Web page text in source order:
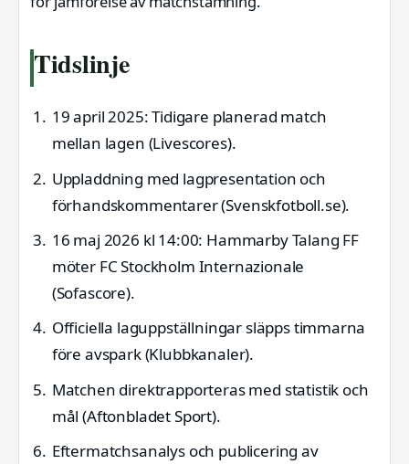
Tidslinje
19 april 2025: Tidigare planerad match
mellan lagen (Livescores).
Uppladdning med lagpresentation och
förhandskommentarer (Svenskfotboll.se).
16 maj 2026 kl 14:00: Hammarby Talang FF
möter FC Stockholm Internazionale
(Sofascore).
Officiella laguppställningar släpps timmarna
före avspark (Klubbkanaler).
Matchen direktrapporteras med statistik och
mål (Aftonbladet Sport).
Eftermatchsanalys och publicering av